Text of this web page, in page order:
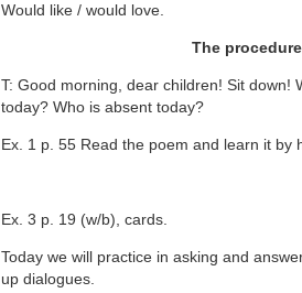
Would like / would love.
The
T: Good morning, dear children! Sit down!
today? Who is absent today?
Ex. 1 p. 55 Read the poem and learn it by
Ex. 3 p. 19 (w/b), cards.
Today we will practice in asking and
up dialogues.